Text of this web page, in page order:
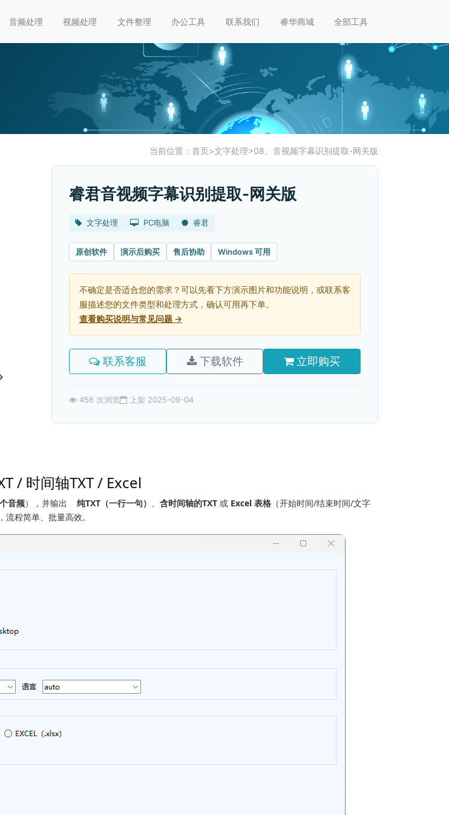
音频处理 视频处理 文件整理 办公工具 联系我们 睿华商城 全部工具
当前位置： 首页>文字处理>08、音视频字幕识别提取-网关版
睿君音视频字幕识别提取-网关版
文字处理 PC电脑 睿君
原创软件 演示后购买 售后协助 Windows 可用
不确定是否适合您的需求？可以先看下方演示图片和功能说明，或联系客
服描述您的文件类型和处理方式，确认可用再下单。
查看购买说明与常见问题 →
联系客服 下载软件 立即购买
456 次浏览 上架 2025-09-04
/ 时间轴TXT / Excel
音频），并输出 纯TXT（⼀行⼀句） 、 含时间轴的TXT 或 Excel 表格 （开始时间/结束时间/文字
流程简单、批量高效。